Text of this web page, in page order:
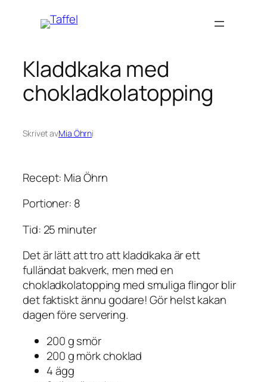
Kladdkaka med
chokladkolatopping
Skrivet avMia Öhrni
Recept: Mia Öhrn
Portioner: 8
Tid: 25 minuter
Det är lätt att tro att kladdkaka är ett
fulländat bakverk, men med en
chokladkolatopping med smuliga flingor blir
det faktiskt ännu godare! Gör helst kakan
dagen före servering.
200 g smör
200 g mörk choklad
4 ägg